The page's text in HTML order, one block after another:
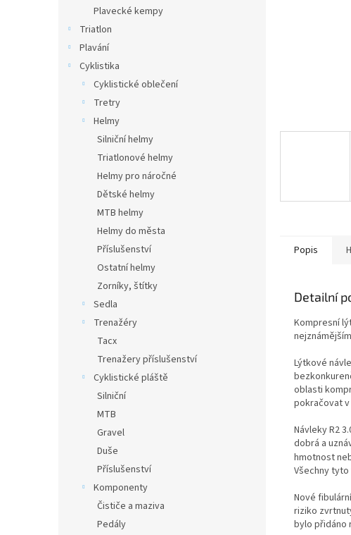
Plavecké kempy
Triatlon
Plavání
Cyklistika
Cyklistické oblečení
Tretry
Helmy
Silniční helmy
Triatlonové helmy
Helmy pro náročné
Dětské helmy
MTB helmy
Helmy do města
Příslušenství
Ostatní helmy
Zorníky, štítky
Sedla
Trenažéry
Tacx
Trenažery příslušenství
Cyklistické pláště
Silniční
MTB
Gravel
Duše
Příslušenství
Komponenty
Čističe a maziva
Pedály
Popis
Detailní
Kompresní
Lýtkové
oblasti
pokračovat v
Návleky R2
dobrá a
hmotnost
Všechny
Nové
riziko
bylo přidáno